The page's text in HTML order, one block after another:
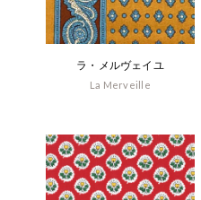
ラ・メルヴェイユ
La Merveille